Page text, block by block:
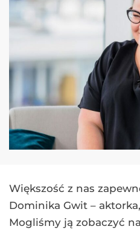
Większość z nas
Dominika Gwit –
Mogliśmy ją zobaczyć